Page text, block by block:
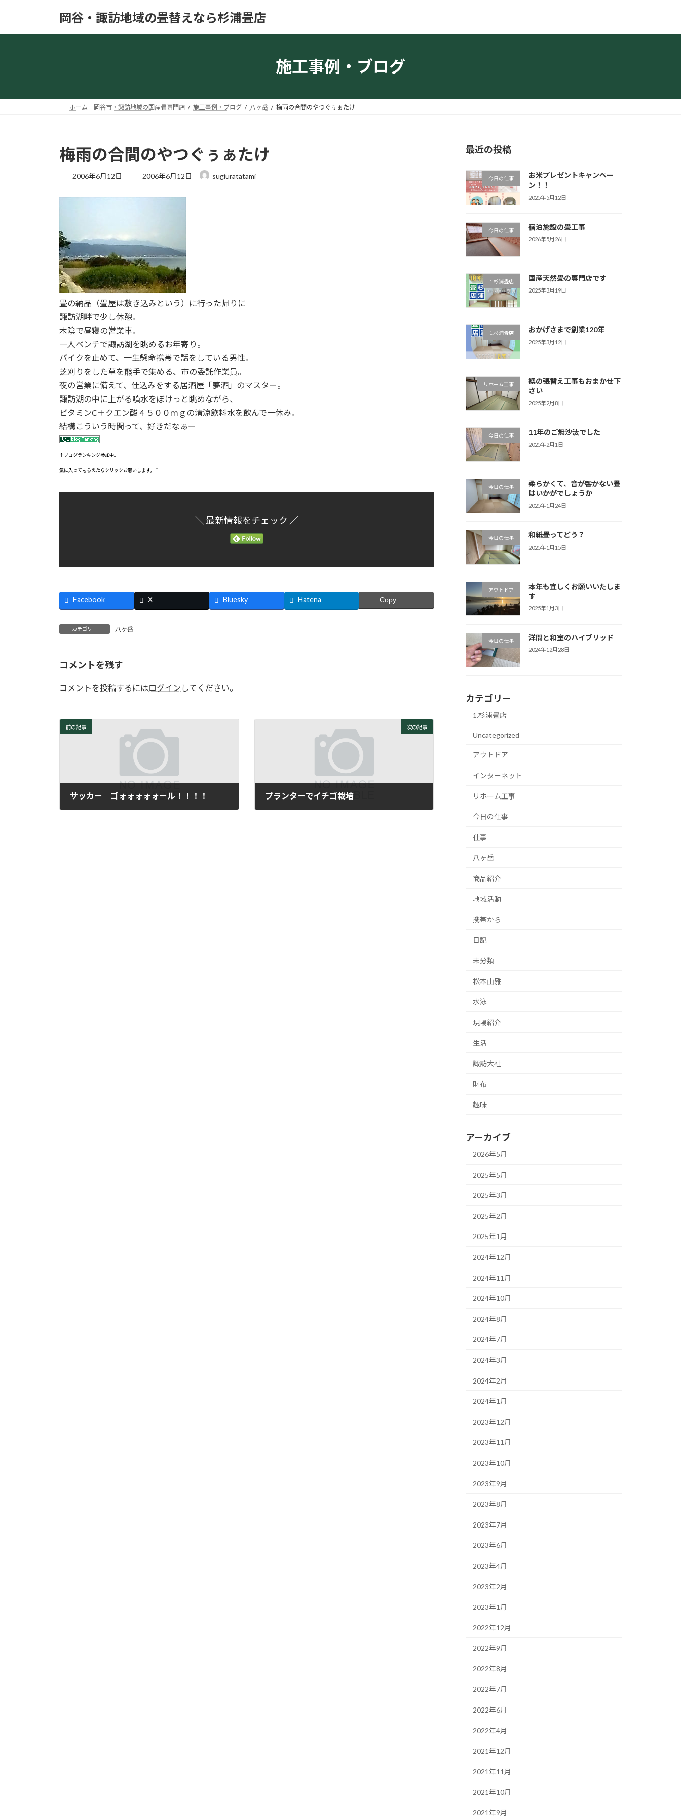
岡谷・諏訪地域の畳替えなら杉浦畳店
施工事例・ブログ
ホーム｜岡谷市・諏訪地域の国産畳専門店 施工事例・ブログ 八ヶ岳 梅雨の合間のやつぐぅぁたけ
梅雨の合間のやつぐぅぁたけ
2006年6月12日
最
2006年6月12日 sugiuratatami
畳の納品（畳屋は敷き込みという）に行った帰りに
諏訪湖畔で少し休憩。
木陰で昼寝の営業車。
一人ベンチで諏訪湖を眺めるお年寄り。
バイクを止めて、一生懸命携帯で話をしている男性。
芝刈りをした草を熊手で集める、市の委託作業員。
夜の営業に備えて、仕込みをする居酒屋「夢酒」のマスター。
諏訪湖の中に上がる噴水をぼけっと眺めながら、
ビタミンC＋クエン酸４５００ｍｇの清涼飲料水を飲んで一休み。
結構こういう時間って、好きだなぁー
↑ブログランキング参加中。
気に入ってもらえたらクリックお願いします。↑
＼ 最新情報をチェック ／
Facebook X Bluesky Hatena Copy
カテゴリー 八ヶ岳
コメントを残す
コメントを投稿するにはログイン してください。
前の記事
サッカー ゴォォォォォール！！！！
次の記事
プランターでイチゴ栽培
最近の投稿
今日の仕事
お米プレゼントキャンペー
ン！！
2025年5月12日
今日の仕事 宿泊施設の畳工事
2026年5月26日
1.杉浦畳店 国産天然畳の専門店です
2025年3月19日
1.杉浦畳店 おかげさまで創業120年
2025年3月12日
リホーム工事
襖の張替え工事もおまかせ下
さい
2025年2月8日
今日の仕事 11年のご無沙汰でした
2025年2月1日
今日の仕事
柔らかくて、音が響かない畳
はいかがでしょうか
2025年1月24日
今日の仕事 和紙畳ってどう？
2025年1月15日
アウトドア
本年も宜しくお願いいたしま
す
2025年1月3日
今日の仕事 洋間と和室のハイブリッド
2024年12月28日
カテゴリー
1.杉浦畳店
Uncategorized
アウトドア
インターネット
リホーム工事
今日の仕事
仕事
八ヶ岳
商品紹介
地域活動
携帯から
日記
未分類
松本山雅
水泳
現場紹介
生活
諏訪大社
財布
趣味
アーカイブ
2026年5月
2025年5月
2025年3月
2025年2月
2025年1月
2024年12月
2024年11月
2024年10月
2024年8月
2024年7月
2024年3月
2024年2月
2024年1月
2023年12月
2023年11月
2023年10月
2023年9月
2023年8月
2023年7月
2023年6月
2023年4月
2023年2月
2023年1月
2022年12月
2022年9月
2022年8月
2022年7月
2022年6月
2022年4月
2021年12月
2021年11月
2021年10月
2021年9月